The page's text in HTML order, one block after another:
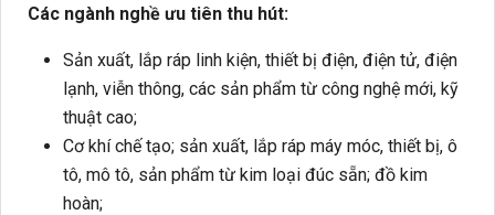
Các ngành nghề ưu tiên thu hút:
Sản xuất, lắp ráp linh kiện, thiết bị điện, điện tử, điện
lạnh, viễn thông, các sản phẩm từ công nghệ mới, kỹ
thuật cao;
Cơ khí chế tạo; sản xuất, lắp ráp máy móc, thiết bị, ô
tô, mô tô, sản phẩm từ kim loại đúc sẵn; đồ kim
hoàn;